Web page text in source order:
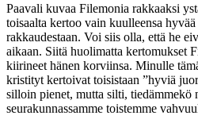
Paavali kuvaa Filemonia rakkaaksi
toisaalta kertoo vain kuulleensa hyvää
rakkaudestaan. Voi siis olla, että he
aikaan. Siitä huolimatta kertomukset
kiirineet hänen korviinsa. Minulle
kristityt kertoivat toisistaan ”hyviä
silloin pienet, mutta silti, tiedämmekö
seurakunnassamme toistemme